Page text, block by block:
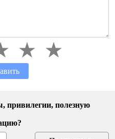
привилегии, полезную